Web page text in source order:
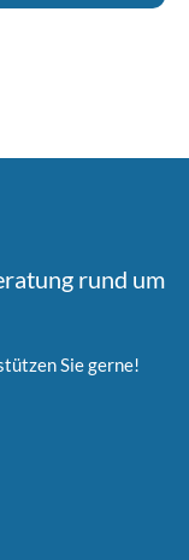
rund um
Sie gerne!